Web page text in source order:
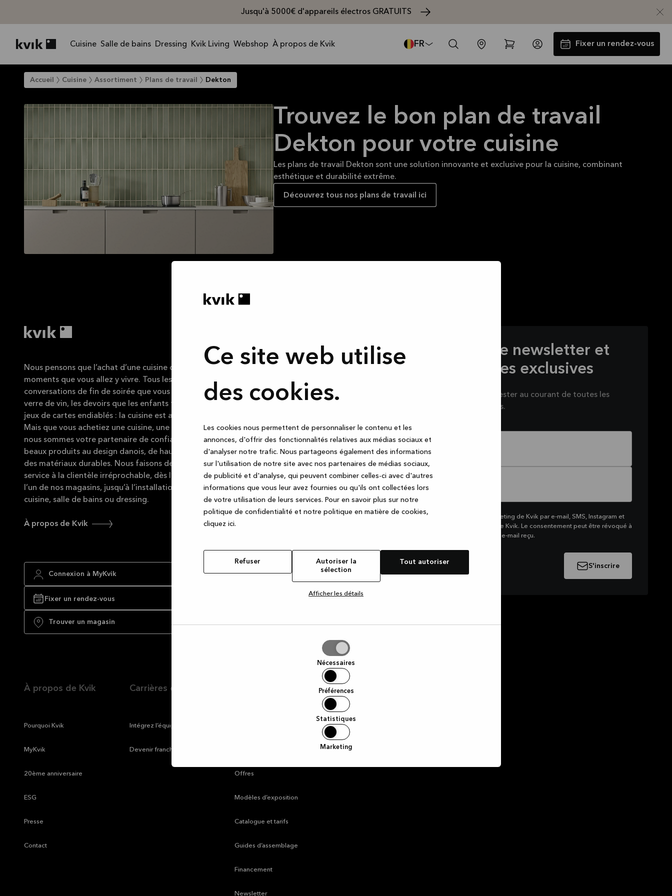
Ce site web utilise
des cookies.
Les cookies nous permettent de personnaliser le contenu et les
annonces, d'offrir des fonctionnalités relatives aux médias sociaux et
d'analyser notre trafic. Nous partageons également des informations
sur l'utilisation de notre site avec nos partenaires de médias sociaux,
de publicité et d'analyse, qui peuvent combiner celles-ci avec d'autres
informations que vous leur avez fournies ou qu'ils ont collectées lors
de votre utilisation de leurs services. Pour en savoir plus sur notre
politique de confidentialité et notre politique en matière de cookies,
cliquez ici.
Refuser
Autoriser la
sélection
Tout autoriser
Afficher les détails
Nécessaires
Préférences
Statistiques
Marketing
Jusqu'à 5000€ d'appareils électros GRATUITS
Cuisine Salle de bains Dressing Kvik Living Webshop À propos de Kvik FR Fixer un rendez-vous
Jusqu'à 5000€ d'appareils
Accueil Cuisine Assortiment Plans de travail Dekton
Trouvez le bon plan de travail
Dekton pour votre cuisine
Les plans de travail Dekton sont une solution innovante et exclusive pour la cuisine, combinant
esthétique et durabilité extrême.
Découvrez tous nos plans de travail ici
Nous pensons que l’achat d’une cuisine doit être aussi plaisant que les
moments que vous allez y vivre. Tous les repas que vous y préparez, les
conversations de fin de soirée que vous avez avec des amis autour d’un
verre de vin, les devoirs que les enfants font sur le coin de la table, les
jeux de cartes endiablés : la cuisine est au cœur de la vie de famille.
Mais que vous achetiez une cuisine, une salle de bains ou un dressing,
nous sommes votre partenaire de confiance pour vous fournir de
beaux produits au design danois, de haute qualité et fabriqués avec
des matériaux durables. Nous faisons de notre mieux pour fournir un
service à la clientèle irréprochable, dès l’instant où vous entrez dans
l’un de nos magasins, jusqu’à l’installation complète de votre nouvelle
cuisine, salle de bains ou dressing.
À propos de Kvik
Connexion à MyKvik
Fixer un rendez-vous
Trouver un magasin
Inscrivez-vous à notre newsletter et
— recevez des offres exclusives
Inscrivez-vous à notre newsletter pour rester au courant de toutes les
promotions géniales que nous préparons.
Prénom
E-mail
J'accepte par la présente de recevoir du marketing de Kvik par e-mail, SMS, Instagram et
Facebook concernant la gamme de produits de Kvik. Le consentement peut être révoqué à
tout moment en cliquant sur le lien en bas d'un e-mail reçu.
S'inscrire
À propos de Kvik
Pourquoi Kvik
MyKvik
20ème anniversaire
ESG
Presse
Contact
Carrières chez Kvik
Intégrez l’équipe Kvik
Devenir franchisé
—Offres
Modèles d’exposition
—Catalogue et tarifs
—Guides d’assemblage
Financement
Newsletter